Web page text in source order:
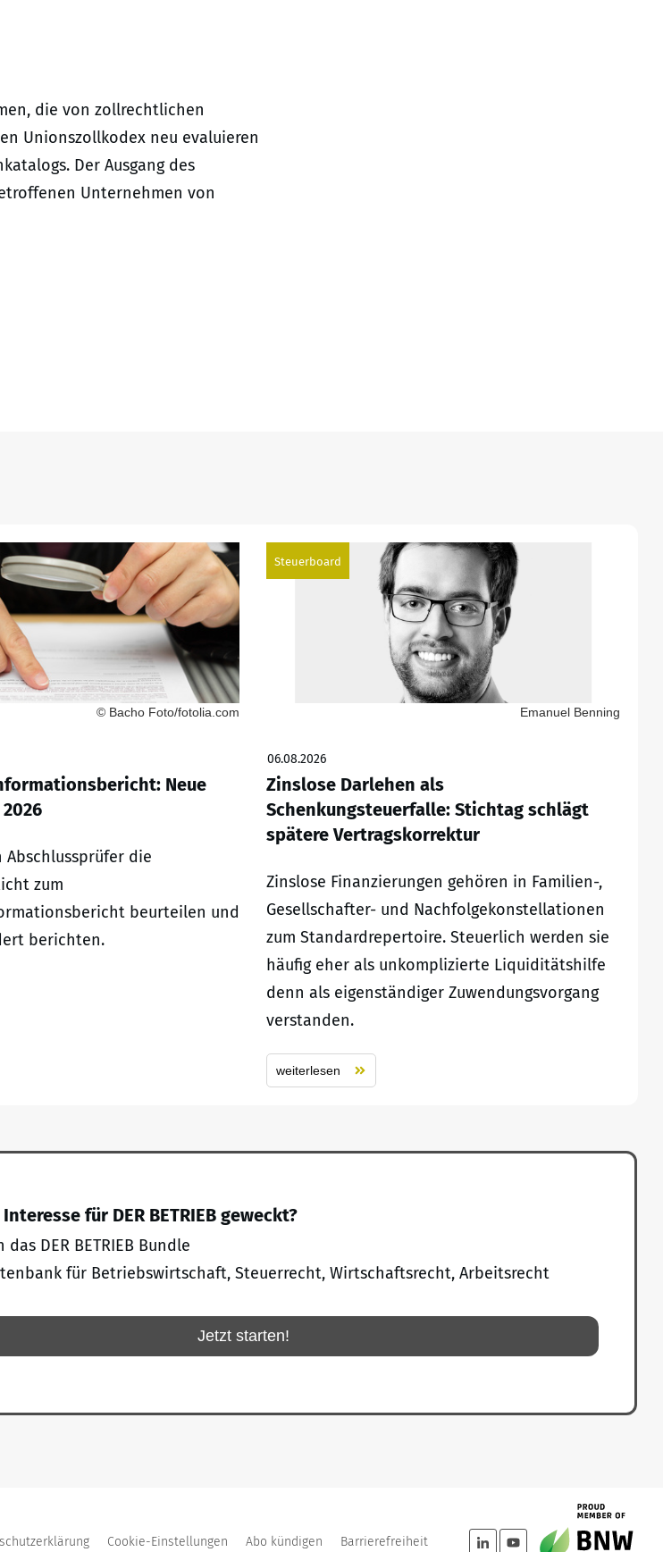
die von zollrechtlichen
Unionszollkodex neu evaluieren
Der Ausgang des
Unternehmen von
© Bacho Foto/fotolia.com
Neue
Abschlussprüfer die
zum
beurteilen und
berichten.
Steuerboard
Emanuel Benning
06.08.2026
Zinslose Darlehen als
Schenkungsteuerfalle: Stichtag schlägt
spätere Vertragskorrektur
Zinslose Finanzierungen gehören in Familien-,
Gesellschafter- und Nachfolgekonstellationen
zum Standardrepertoire. Steuerlich werden sie
häufig eher als unkomplizierte Liquiditätshilfe
denn als eigenständiger Zuwendungsvorgang
verstanden.
weiterlesen
für DER BETRIEB geweckt?
DER BETRIEB Bundle
für Betriebswirtschaft, Steuerrecht, Wirtschaftsrecht, Arbeitsrecht
Jetzt starten!
Cookie-Einstellungen Abo kündigen Barrierefreiheit